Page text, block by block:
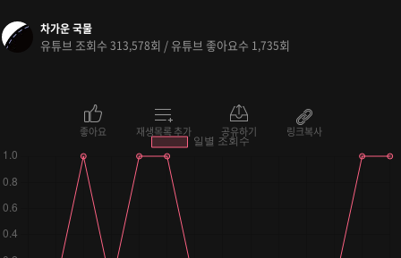
차가운 국물
유튜브 조회수 313,578회 / 유튜브 좋아요수 1,735회
좋아요 재생목록 추가 공유하기 링크복사